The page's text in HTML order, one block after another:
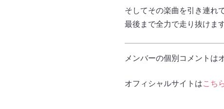
そしてその楽曲を引き連れ
最後まで全力で走り抜けま
メンバーの個別コメントは
オフィシャルサイトはこち